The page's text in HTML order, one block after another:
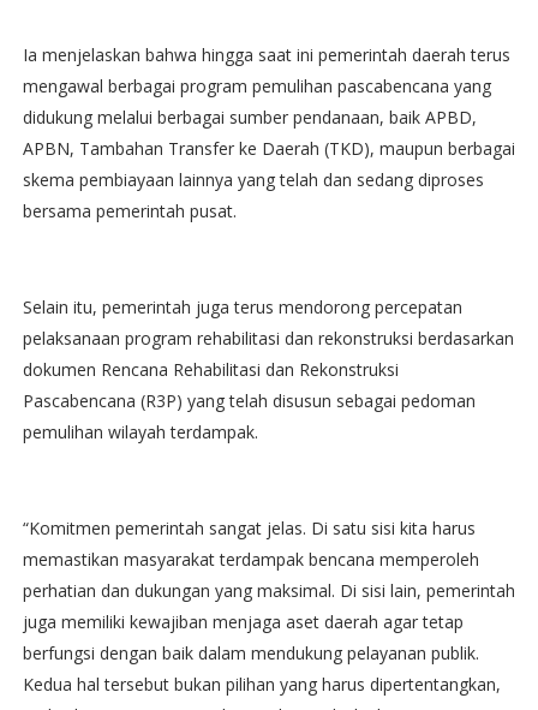
Ia menjelaskan bahwa hingga saat ini pemerintah daerah terus
mengawal berbagai program pemulihan pascabencana yang
didukung melalui berbagai sumber pendanaan, baik APBD,
APBN, Tambahan Transfer ke Daerah (TKD), maupun berbagai
skema pembiayaan lainnya yang telah dan sedang diproses
bersama pemerintah pusat.
Selain itu, pemerintah juga terus mendorong percepatan
pelaksanaan program rehabilitasi dan rekonstruksi berdasarkan
dokumen Rencana Rehabilitasi dan Rekonstruksi
Pascabencana (R3P) yang telah disusun sebagai pedoman
pemulihan wilayah terdampak.
“Komitmen pemerintah sangat jelas. Di satu sisi kita harus
memastikan masyarakat terdampak bencana memperoleh
perhatian dan dukungan yang maksimal. Di sisi lain, pemerintah
juga memiliki kewajiban menjaga aset daerah agar tetap
berfungsi dengan baik dalam mendukung pelayanan publik.
Kedua hal tersebut bukan pilihan yang harus dipertentangkan,